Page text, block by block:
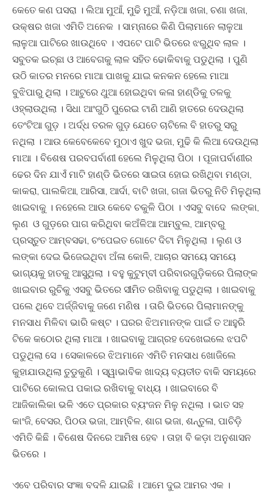
କେତେ କଣ ପସରା । ଲିଆ ମୁଆଁ, ମୁଢି ମୁଆଁ, ନଡ଼ିଆ ଖଜା, ଚଣା ଖଜା,
ଉକ୍ଷର ଖଜା ଏମିତି ଅନେକ । ସାମ୍ନାରେ କିଣି ପିଲାମାନେ ଲାଳୁଆ
ଲାଳୁଆ ପାଟିରେ ଖାଉଥିବେ । ଏପଟେ ପାଟି ଭିତରେ ଝରୁଥିବ ଲାଳ ।
ସବୁତକ ଇଚ୍ଛା ଓ ଆବେଗକୁ ଲାଳ ସହିତ ଢୋକିବାକୁ ପଡୁଥିଲା । ପୁଣି
ଉଠି କାତର ମନରେ ମାଆ ପାଖକୁ ଯାଇ କନକନ ହେଲେ ମାଆ
ବୁଝିପାରୁ ଥିଲା । ଆଟୁରେ ଥୁଆ ହୋଇଥିବା କଳା ହାଣ୍ଡିକୁ ତଳକୁ
ଓହ୍ଲାଉଥିଲା । ସିଧା ଆଂଗୁଠି ପୁରେଇ ଟାଣି ଆଣି ହାତରେ ଦେଉଥିଲା
ତେଂଟିଆ ଗୁଡ଼ । ଅର୍ଦ୍ଧ ତରଳ ଗୁଡ଼ ଯେତେ ଚାଟିଲେ ବି ହାତରୁ ସରୁ
ନଥିଲା । ଆଉ କେବେକେବେ ମୁଠାଏ ଖୁଦ ଭଜା, ମୁଢି କି ଲିଆ ଦେଉଥିଲା
ମାଆ । ବିଶେଷ ପରବପର୍ବାଣୀ ହେଲେ ମିଳୁଥିଲା ପିଠା । ପୂଜାପର୍ବାଣୀର
ଢେର ଦିନ ଯାଏଁ ମାଟି ହାଣ୍ଡି ଭିତରେ ସାଇତା ହୋଇ ରଖିଥିବା ମଣ୍ଡା,
କାକରା, ପାଲକିଆ, ଆରିସା, ଆର୍ଦା, ବାଟି ଖଜା, ଗଜା ଭିତରୁ ନିତି ମିଳୁଥିଲା
ଖାଇବାକୁ । ନହେଲେ ଆଉ କେବେ ଚକୁଳି ପିଠା । ଏସବୁ ବାଦେ ଲଙ୍କା,
ଲୁଣ ଓ ଗୁଡ଼ରେ ପାଗ କରିଥିବା କଅଁଳିଆ ଆମ୍ବୁଲ, ଆମ୍ବରୁ
ପ୍ରସ୍ତୁତ ଆମ୍ବସଢା, ଚଂପେଇତ ଗୋଟେ ଦିଟା ମିଳୁଥିଲା । ଲୁଣ ଓ
ଲଙ୍କା ଦେଇ ଭିଜେଇଥିବା ଅଁଳା କୋଳି, ଆଚାର ସମୟେ ସମୟେ
ଭାଗ୍ୟକୁ ହାତକୁ ଆସୁଥିଲା । ବହୁ କୁଟୁମ୍ବୀ ପରିବାରଗୁଡ଼ିକରେ ପିଲାଙ୍କ
ଖାଇବାର ରୁଚିକୁ ଏସବୁ ଭିତରେ ସୀମିତ ରଖିବାକୁ ପଡୁଥିଲା । ଖାଇବାକୁ
ପଲେ ଥିବେ ଅର୍ଜ୍ଜିବାକୁ ଜଣେ ମଣିଷ । ତାରି ଭିତରେ ପିଲାମାନଙ୍କୁ
ମନସାଧ ମିଳିବା ଭାରି କଷ୍ଟ । ଘରର ଝିଅମାନଙ୍କ ପାଇଁ ତ ଆହୁରି
ଟିକେ କଠୋର ଥିଲା ମାଆ । ଖାଇବାକୁ ଆଗ୍ରହ ଦେଖେଇଲେ ଝପଟି
ପଡୁଥିଲା ସେ । ସେକାଳରେ ଝିଅମାନେ ଏମିତି ମନସାଧ ଖୋଜିଲେ
କୁହାଯାଉଥିଲା ତୁଡୁକୁଣି । ସ୍ୱାଭାବିକ ଖାଦ୍ୟ ବ୍ୟତୀତ ବାକି ସମୟରେ
ପାଟିରେ କୋଲପ ପକାଇ ରଖିବାକୁ ବାଧ୍ୟ । ଖାଇବାରେ ବି
ଆଜିକାଲିକା ଭଳି ଏତେ ପ୍ରକାର ବ୍ୟଂଜନ ମିଳୁ ନଥିଲା । ଭାତ ସହ
କାଂଜି, ବେସର, ପିଠଉ ଭଜା, ଆମ୍ବିଳ, ଶାଗ ଭଜା, ଶନ୍ତୁଳା, ପାଚିଡ଼ି
ଏମିତି କିଛି । ବିଶେଷ ଦିନରେ ଆମିଷ ହେବ । ତାହା ବି କଡ଼ା ଅନୁଶାସନ
ଭିତରେ ।
ଏବେ ପରିବାର ସଂଜ୍ଞା ବଦଳି ଯାଇଛି । ଆମେ ଦୁଇ ଆମର ଏକ ।